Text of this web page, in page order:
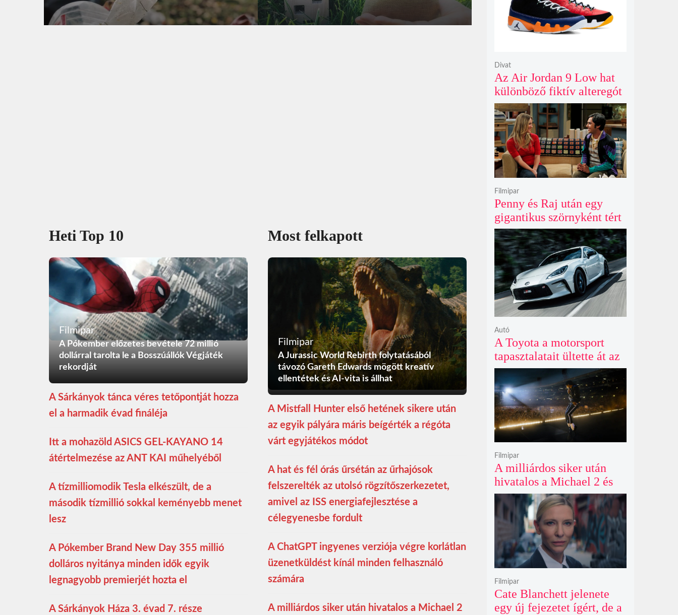
Heti Top 10
Filmipar
A Pókember előzetes bevétele 72 millió
dollárral tarolta le a Bosszúállók Végjáték
rekordját
A Sárkányok tánca véres tetőpontját hozza
el a harmadik évad fináléja
Itt a mohazöld ASICS GEL-KAYANO 14
átértelmezése az ANT KAI műhelyéből
A tízmilliomodik Tesla elkészült, de a
második tízmillió sokkal keményebb menet
lesz
A Pókember Brand New Day 355 millió
dolláros nyitánya minden idők egyik
legnagyobb premierjét hozta el
A Sárkányok Háza 3. évad 7. része
Most felkapott
Filmipar
A Jurassic World Rebirth folytatásából
távozó Gareth Edwards mögött kreatív
ellentétek és AI-vita is állhat
A Mistfall Hunter első hetének sikere után
az egyik pályára máris beígérték a régóta
várt egyjátékos módot
A hat és fél órás űrsétán az űrhajósok
felszerelték az utolsó rögzítőszerkezetet,
amivel az ISS energiafejlesztése a
célegyenesbe fordult
A ChatGPT ingyenes verziója végre korlátlan
üzenetküldést kínál minden felhasználó
számára
A milliárdos siker után hivatalos a Michael 2
Az Air Jordan 9 Low hat
különböző fiktív alteregót
gyúr egyetlen őrült
dizájnba
Divat
Penny és Raj után egy
gigantikus szörnyként tért
vissza valaki az
Agymenők legújabb spin-
offjában
Filmipar
A Toyota a motorsport
tapasztalatait ültette át az
új GR86 vezethetőségébe
és biztonságába
Autó
A milliárdos siker után
hivatalos a Michael 2 és
már a bemutató éve is
megvan
Filmipar
Cate Blanchett jelenete
egy új fejezetet ígért, de a
Filmipar